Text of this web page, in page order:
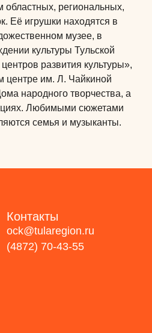
областных, региональных,
Её игрушки находятся в
музее, в
культуры Тульской
развития культуры»,
центре им. Л. Чайкиной
народного творчества, а
Любимыми сюжетами
семья и музыканты.
Контакты
ock@tularegion.ru
(4872) 70-43-55